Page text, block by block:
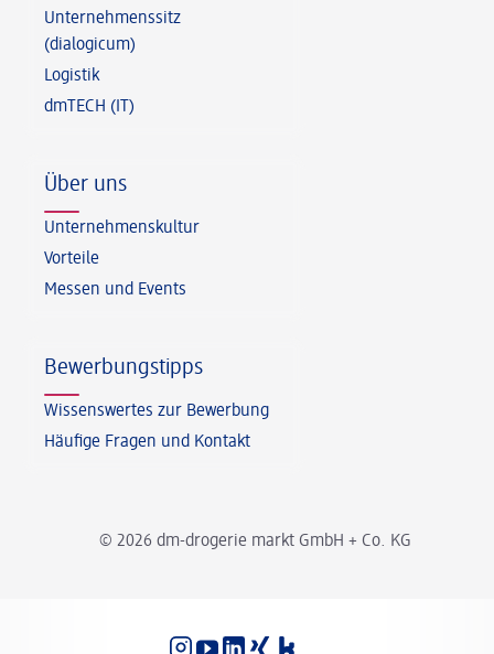
© 2026 dm-drogerie markt GmbH + Co. KG
Unternehmenssitz
(dialogicum)
Logistik
dmTECH (IT)
Über uns
Unternehmenskultur
Vorteile
Messen und Events
Bewerbungstipps
Wissenswertes zur Bewerbung
Häufige Fragen und Kontakt